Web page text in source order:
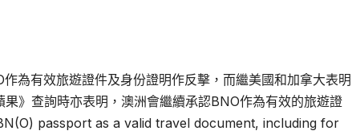
為有效旅遊證件及身份證明作反擊，而繼美國和加拿大表明
》查詢時亦表明，澳洲會繼續承認BNO作為有效的旅遊證
passport as a valid travel document, including for